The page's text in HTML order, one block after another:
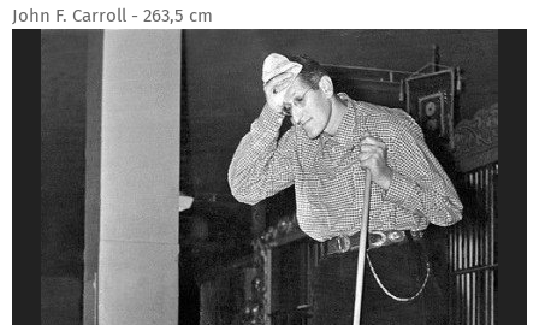
John F. Carroll - 263,5 cm